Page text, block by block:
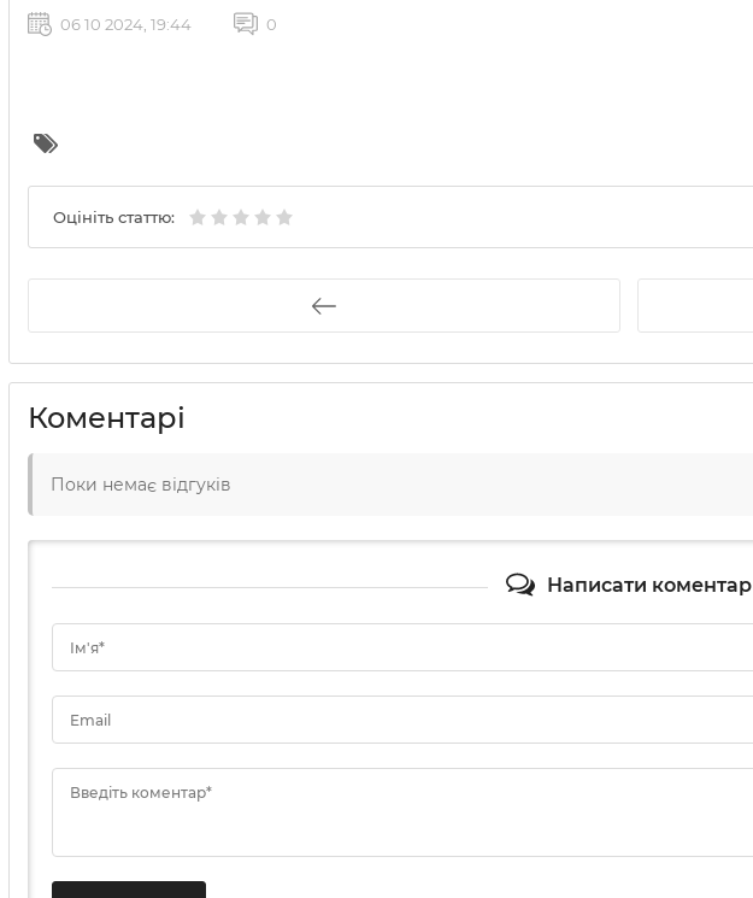
06 10 2024, 19:44 0
Оцініть статтю:
Коментарі
Поки немає відгуків
Написати коментар
Ім'я*
Email
Введіть коментар*